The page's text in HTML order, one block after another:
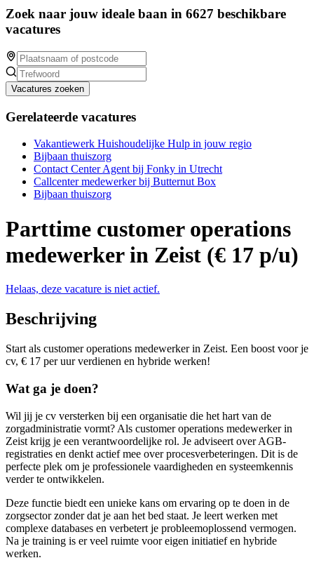
Zoek naar jouw ideale baan in 6627 beschikbare
vacatures
Vacatures zoeken
Gerelateerde vacatures
Vakantiewerk Huishoudelijke Hulp in jouw regio
Bijbaan thuiszorg
Contact Center Agent bij Fonky in Utrecht
Callcenter medewerker bij Butternut Box
Bijbaan thuiszorg
Parttime customer operations
medewerker in Zeist (€ 17 p/u)
Helaas, deze vacature is niet actief.
Beschrijving
Start als customer operations medewerker in Zeist. Een boost voor je
cv, € 17 per uur verdienen en hybride werken!
Wat ga je doen?
Wil jij je cv versterken bij een organisatie die het hart van de
zorgadministratie vormt? Als customer operations medewerker in
Zeist krijg je een verantwoordelijke rol. Je adviseert over AGB-
registraties en denkt actief mee over procesverbeteringen. Dit is de
perfecte plek om je professionele vaardigheden en systeemkennis
verder te ontwikkelen.
Deze functie biedt een unieke kans om ervaring op te doen in de
zorgsector zonder dat je aan het bed staat. Je leert werken met
complexe databases en verbetert je probleemoplossend vermogen.
Na je training is er veel ruimte voor eigen initiatief en hybride
werken.